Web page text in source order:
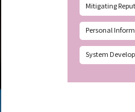
Mitigating
Personal
System